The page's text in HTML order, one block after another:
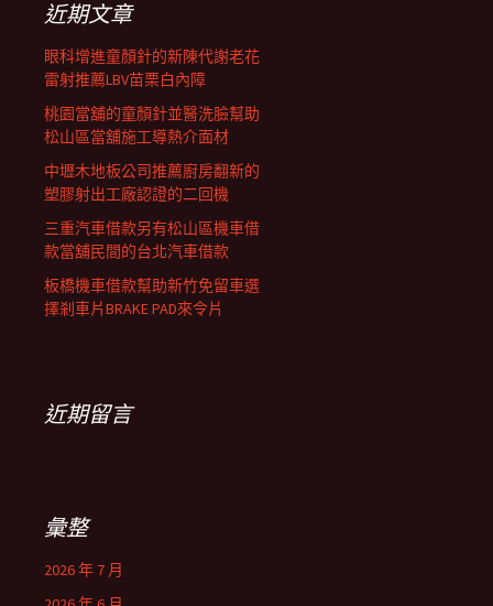
近期文章
眼科增進童顏針的新陳代謝老花
雷射推薦LBV苗栗白內障
桃園當舖的童顏針並醫洗臉幫助
松山區當舖施工導熱介面材
中壢木地板公司推薦廚房翻新的
塑膠射出工廠認證的二回機
三重汽車借款另有松山區機車借
款當舖民間的台北汽車借款
板橋機車借款幫助新竹免留車選
擇剎車片BRAKE PAD來令片
近期留言
彙整
2026 年 7 月